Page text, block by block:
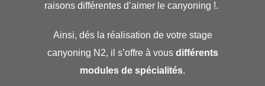
raisons différentes d’aimer le canyoning !.
Ainsi, dés la réalisation de votre stage
canyoning N2, il s’offre à vous différents
modules de spécialités.